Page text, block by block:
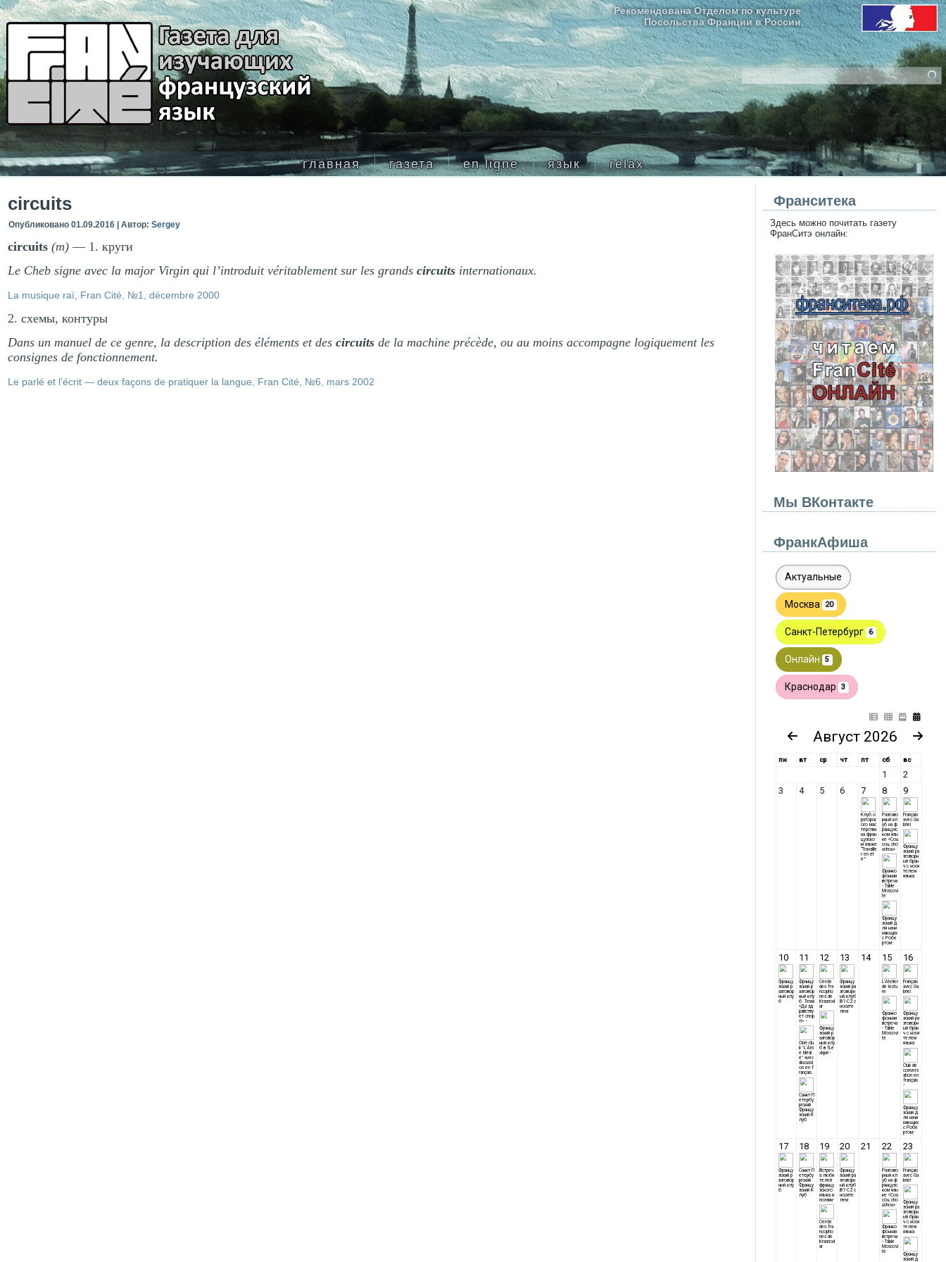
Рекомендована Отделом по культуре
Посольства Франции в России
главная газета en ligne язык relax
circuits
Опубликовано 01.09.2016 Автор: Sergey
circuits (m) — 1. круги
Le Cheb signe avec la major Virgin qui l’introduit véritablement sur les grands circuits internationaux.
La musique raï, Fran Cité, №1, décembre 2000
2. схемы, контуры
Dans un manuel de ce genre, la description des éléments et des circuits de la machine précède, ou au moins accompagne logiquement les
consignes de fonctionnement.
Le parlé et l’écrit — deux façons de pratiquer la langue, Fran Cité, №6, mars 2002
Франситека
Здесь можно почитать газету
ФранСитэ онлайн:
Мы ВКонтакте
ФранкАфиша